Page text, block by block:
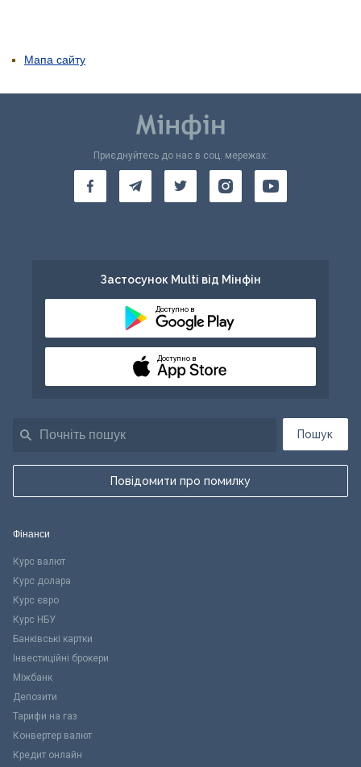
Мапа сайту
Пошук
Повідомити про помилку
Приєднуйтесь до нас в соц. мережах:
Застосунок Multi від Мінфін
Доступно в
Доступно в
Фінанси
Курс валют
Курс долара
Курс євро
Курс НБУ
Банківські картки
Інвестиційні брокери
Міжбанк
Депозити
Тарифи на газ
Конвертер валют
Кредит онлайн